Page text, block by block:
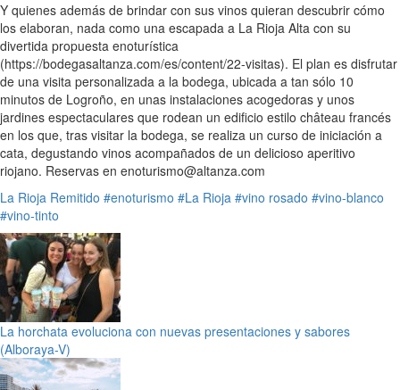
Y quienes además de brindar con sus vinos quieran descubrir cómo
los elaboran, nada como una escapada a La Rioja Alta con su
divertida propuesta enoturística
(https://bodegasaltanza.com/es/content/22-visitas). El plan es disfrutar
de una visita personalizada a la bodega, ubicada a tan sólo 10
minutos de Logroño, en unas instalaciones acogedoras y unos
jardines espectaculares que rodean un edificio estilo château francés
en los que, tras visitar la bodega, se realiza un curso de iniciación a
cata, degustando vinos acompañados de un delicioso aperitivo
riojano. Reservas en enoturismo@altanza.com
La Rioja Remitido #enoturismo #La Rioja #vino rosado #vino-blanco
#vino-tinto
La horchata evoluciona con nuevas presentaciones y sabores
(Alboraya-V)